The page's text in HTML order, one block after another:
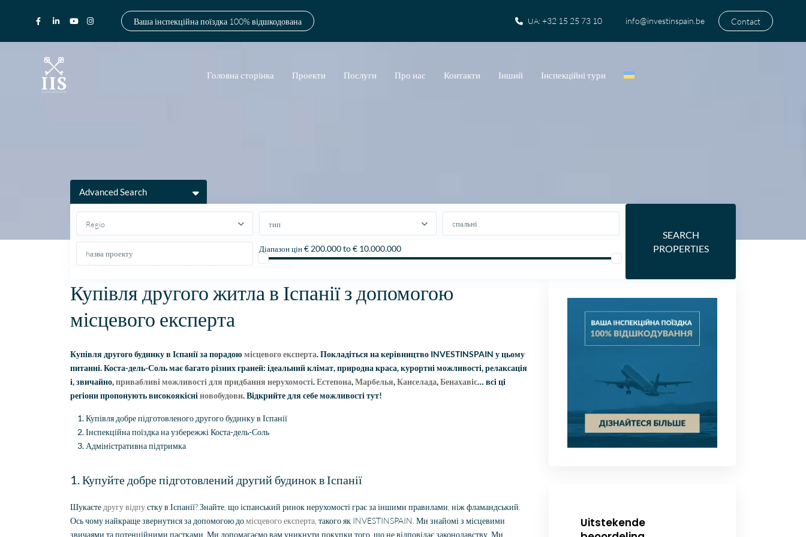
Ваша інспекційна поїздка 100% відшкодована UA:+32 15 25 73 10 info@investinspain.be Contact
Головна сторінка Проекти Послуги Про нас Контакти Інший Інспекційні тури
Advanced Search
Regio тип
Діапазон цін € 200.000 to € 10.000.000
Home Купівля другого житла в Іспанії з допомогою місцевого експерта
Купівля другого житла в Іспанії з допомогою
місцевого експерта
Купівля другого будинку в Іспанії за порадоюмісцевого експерта. Покладіться на керівництво INVESTINSPAIN у цьому
питанні. Коста-дель-Соль має багато різних граней: ідеальний клімат, природна краса, курортні можливості, релаксація
і, звичайно,привабливі можливості для придбання нерухомості.Естепона,Марбелья,Канселада,Бенахавіс… всі ці
регіони пропонують високоякісні новобудови. Відкрийте для себе можливості тут!
Купівля добре підготовленого другого будинку в Іспанії
Інспекційна поїздка на узбережжі Коста-дель-Соль
Адміністративна підтримка
1. Купуйте добре підготовлений другий будинок в Іспанії
Шукаєте другу відпустку в Іспанії? Знайте, що іспанський ринок нерухомості грає за іншими правилами, ніж фламандський.
Ось чому найкраще звернутися за допомогою домісцевого експерта , такого як INVESTINSPAIN. Ми знайомі з місцевими
звичаями та потенційними пастками. Ми допомагаємо вам уникнути покупки того, що не відповідає законодавству. Ми
Uitstekende